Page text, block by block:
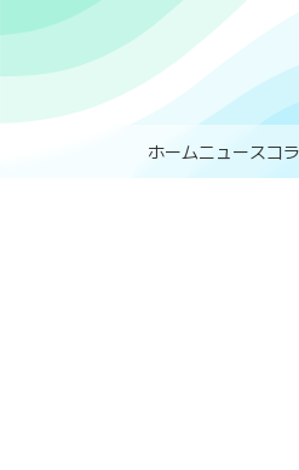
ホームニュースコ